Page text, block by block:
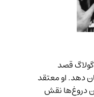
قصد
دهد. او معتقد
دروغ‌ها نقش